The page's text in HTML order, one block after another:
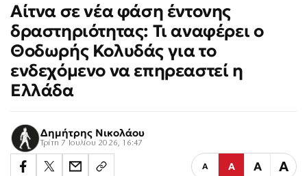
Αίτνα σε νέα φάση έντονης
δραστηριότητας: Τι αναφέρει ο
Θοδωρής Κολυδάς για το
ενδεχόμενο να επηρεαστεί η
Ελλάδα
Δημήτρης Νικολάου
Τρίτη 7 Ιουλίου 2026, 16:47
Α Α Α Α